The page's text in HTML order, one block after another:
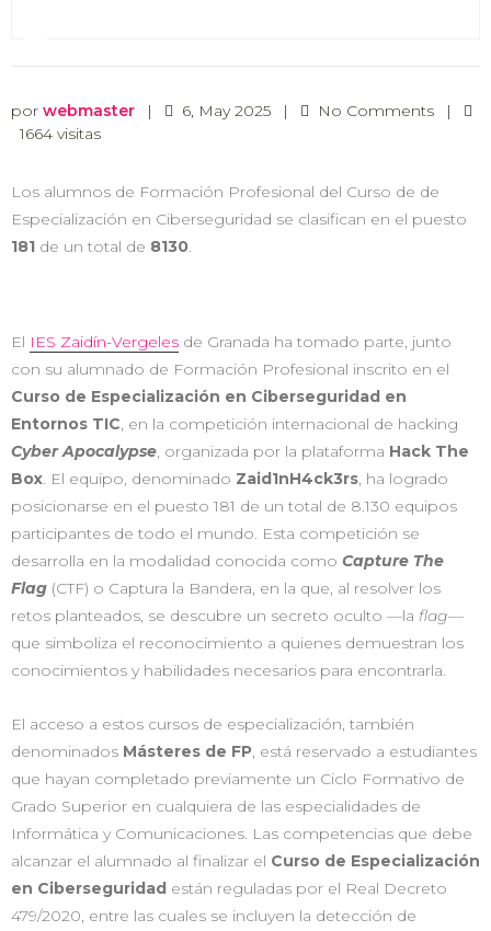
por webmaster | 6, May 2025 | No Comments
|
1664 visitas
Los alumnos de Formación Profesional del Curso de de
Especialización en Ciberseguridad se clasifican en el puesto
181 de un total de 8130
El IES Zaidín-Vergeles de Granada ha tomado parte, junto
con su alumnado de Formación Profesional inscrito en el
Curso de Especialización en Ciberseguridad en
Entornos TIC , en la competición internacional de hacking
Cyber Apocalypse , organizada por la plataforma Hack The
Box . El equipo, denominado Zaid1nH4ck3rs , ha logrado
posicionarse en el puesto 181 de un total de 8.130 equipos
participantes de todo el mundo. Esta competición se
desarrolla en la modalidad conocida como Capture The
Flag (CTF) o Captura la Bandera, en la que, al resolver los
retos planteados, se descubre un secreto oculto —la flag—
que simboliza el reconocimiento a quienes demuestran los
conocimientos y habilidades necesarios para encontrarla.
El acceso a estos cursos de especialización, también
denominados Másteres de FP , está reservado a estudiantes
que hayan completado previamente un Ciclo Formativo de
Grado Superior en cualquiera de las especialidades de
Informática y Comunicaciones. Las competencias que debe
alcanzar el alumnado al finalizar el Curso de Especialización
en Ciberseguridad están reguladas por el Real Decreto
479/2020, entre las cuales se incluyen la detección de